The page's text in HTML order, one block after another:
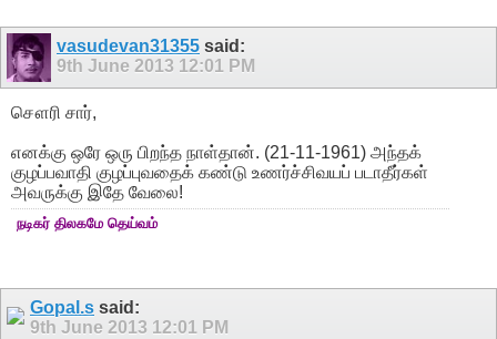
vasudevan31355 said:
9th June 2013 12:01 PM
சௌரி சார்,
எனக்கு ஒரே ஒரு பிறந்த நாள்தான். (21-11-1961) அந்தக்
குழப்பவாதி குழப்புவதைக் கண்டு உணர்ச்சிவயப் படாதீர்கள்
அவருக்கு இதே வேலை!
நடிகர் திலகமே தெய்வம்
Gopal.s said:
9th June 2013 12:01 PM